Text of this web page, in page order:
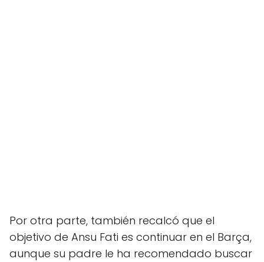
Por otra parte, también recalcó que el
objetivo de Ansu Fati es continuar en el Barça,
aunque su padre le ha recomendado buscar